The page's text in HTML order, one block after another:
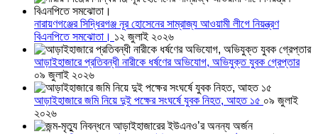
নারায়ণগঞ্জের সিদ্ধিরগঞ্জ নূর হোসেনের সাম্রাজ্য আওয়ামী লীগে নিয়ন্ত্রণ
বিএনপিতে সমঝোতা। ১২ জুলাই ২০২৬
আড়াইহাজারে প্রতিবন্ধী নারীকে ধর্ষণের অভিযোগ, অভিযুক্ত যুবক গ্রেপ্তার
০৯ জুলাই ২০২৬
আড়াইহাজারে জমি নিয়ে দুই পক্ষের সংঘর্ষে যুবক নিহত, আহত ১৫ ০৯ জুলাই
২০২৬